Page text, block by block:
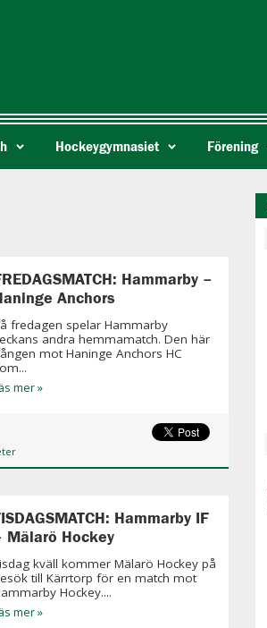
Hockeygymnasiet Förening
Hammarby –
Anchors
fredagen spelar Hammarby
andra hemmamatch. Den här
mot Haninge Anchors HC
mer »
Hammarby IF
Mälarö Hockey
kväll kommer Mälarö Hockey på
till Kärrtorp för en match mot
Hockey....
mer »